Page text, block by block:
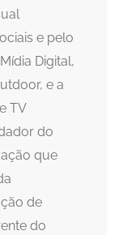
e pelo
Digital,
e a
TV
do
que
de
do